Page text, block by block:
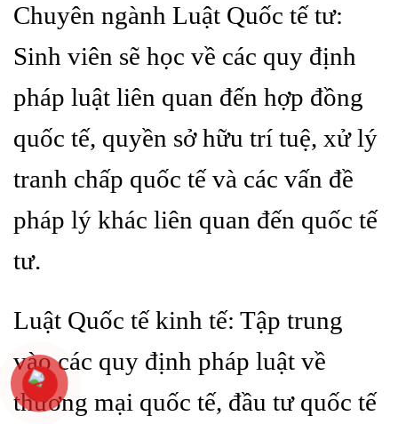
Chuyên ngành Luật Quốc tế tư:
Sinh viên sẽ học về các quy định
pháp luật liên quan đến hợp đồng
quốc tế, quyền sở hữu trí tuệ, xử lý
tranh chấp quốc tế và các vấn đề
pháp lý khác liên quan đến quốc tế
tư.
Luật Quốc tế kinh tế: Tập trung
vào các quy định pháp luật về
thương mại quốc tế, đầu tư quốc tế